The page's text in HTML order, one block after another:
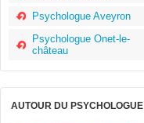
Psychologue Aveyron
Psychologue Onet-le-
château
AUTOUR DU PSYCHOLOGUE